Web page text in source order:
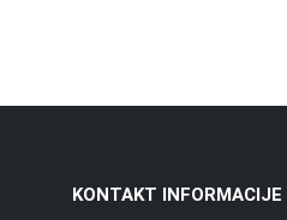
KONTAKT INFORMACIJE